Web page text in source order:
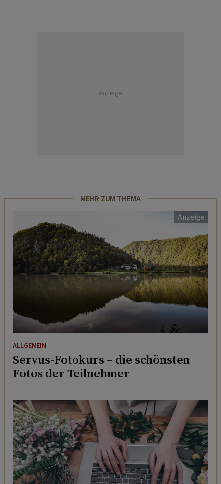
Anzeige
MEHR ZUM THEMA
ALLGEMEIN
Servus-Fotokurs – die schönsten
Fotos der Teilnehmer